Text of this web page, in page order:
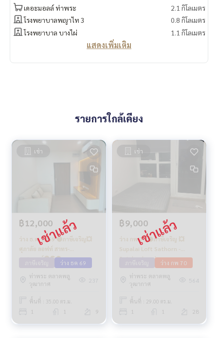
เดอะมอลล์ ท่าพระ
2.1 กิโลเมตร
โรงพยาบาลพญาไท 3
0.8 กิโลเมตร
โรงพยาบาล บางไผ่
1.1 กิโลเมตร
แสดงเพิ่มเติม
รายการใกล้เคียง
เช่า
฿12,000
ว่าง ธ.ค. 2569 🔴ภาษีเจริญ💥
ศุภาลัย ลอฟท์ สาทร-
ราชพฤกษ์🔴🟢🟡
ว่าง ธค 69
ท่าพระ ตลาดพลู
วุฒากาศ
237
พื้นที่ : 35.00 ตร.ม.
1 1 9
เช่า
฿9,000
ว่าง กพ 70 🟡ภาษีเจริญ 💥
Supalai Loft Sathorn -
Ratchaphruek
ว่าง กพ 70
ท่าพระ ตลาดพลู
วุฒากาศ
564
พื้นที่ : 29.00 ตร.ม.
1 1 28